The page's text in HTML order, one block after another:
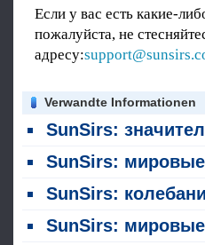
Если у вас есть какие-
пожалуйста, не
адресу:
Verwandte Informationen
SunSirs: значительный
SunSirs: мировые цены закрытия
SunSirs: колебания цен на
SunSirs: мировые цены на